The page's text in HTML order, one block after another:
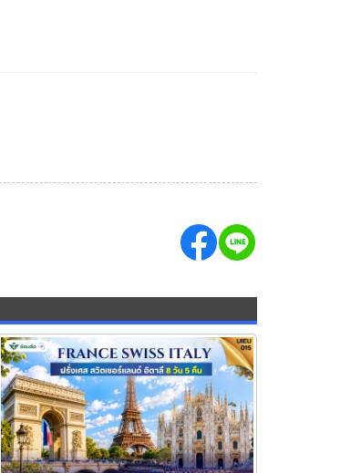
FRANCE SWITZERLAND ITALY 8วัน 5คืน